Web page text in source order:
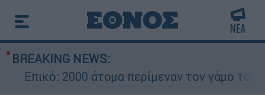
BREAKING NEWS:
Επικό: 2000 άτομα περίμεναν τον γάμο του